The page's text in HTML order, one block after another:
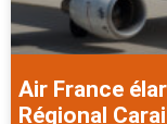
Air France
Régional